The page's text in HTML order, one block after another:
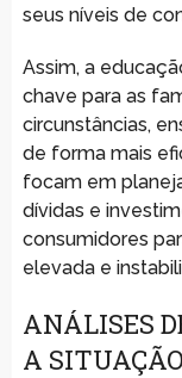
seus níveis de
Assim, a
chave para as
circunstâncias,
de forma mais
focam em
dívidas e
consumidores
elevada e
ANÁLISES
A